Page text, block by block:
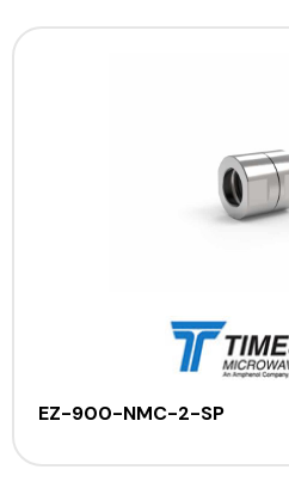
EZ-900-NMC-2-SP